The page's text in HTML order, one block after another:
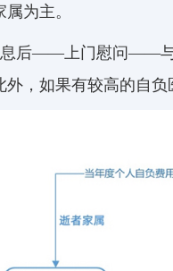
为主。
息后——上门慰问
，如果有较高的自